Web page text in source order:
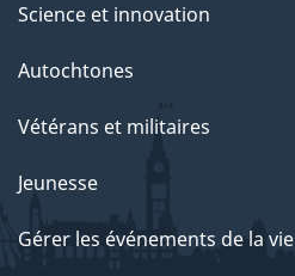
Science et innovation
Autochtones
Vétérans et militaires
Jeunesse
Gérer les événements de la vie